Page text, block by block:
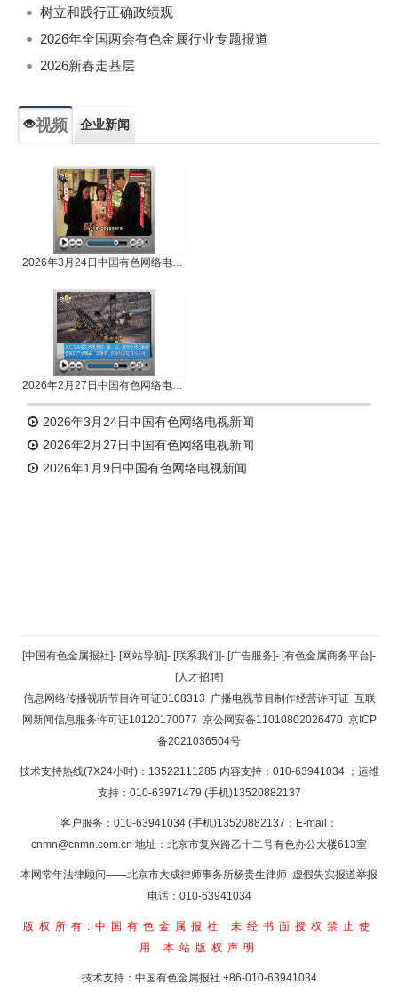
树立和践行正确政绩观
2026年全国两会有色金属行业专题报道
2026新春走基层
视频 企业新闻
2026年3月24日中国有色网络电视新闻
2026年2月27日中国有色网络电视新闻
2026年3月24日中国有色网络电视新闻
2026年2月27日中国有色网络电视新闻
2026年1月9日中国有色网络电视新闻
返回顶部
返回首页
[中国有色金属报社]- [网站导航]- [联系我们]- [广告服务]- [有色金属商务平台]-
[人才招聘]
信息网络传播视听节目许可证0108313 广播电视节目制作经营许可证 互联
网新闻信息服务许可证10120170077 京公网安备11010802026470 京ICP
备2021036504号
技术支持热线(7X24小时)：13522111285 内容支持：010-63941034 ；运维
支持：010-63971479 (手机)13520882137
客户服务：010-63941034 (手机)13520882137；E-mail：
cnmn@cnmn.com.cn 地址：北京市复兴路乙十二号有色办公大楼613室
本网常年法律顾问——北京市大成律师事务所杨贵生律师 虚假失实报道举报
电话：010-63941034
版权所有:中国有色金属报社
未经书面授权禁止使
用 本站版权声明
技术支持：中国有色金属报社 +86-010-63941034